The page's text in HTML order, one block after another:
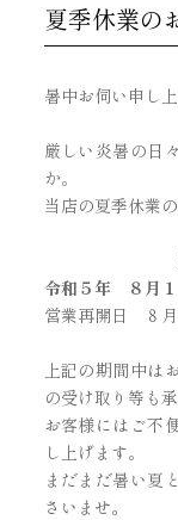
夏季休業の
暑中お伺い申し上
厳しい炎暑の日
か。
当店の夏季休業
令和５年 ８月１
営業再開日 ８
上記の期間中は
の受け取り等も
お客様にはご不
し上げます。
まだまだ暑い夏
さいませ。